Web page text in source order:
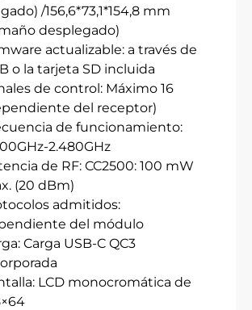
/156,6*73,1*154,8 mm
desplegado)
actualizable: a través de
o la tarjeta SD incluida
de control: Máximo 16
del receptor)
de funcionamiento:
2.480GHz
de RF: CC2500: 100 mW
(20 dBm)
admitidos:
del módulo
Carga USB-C QC3
LCD monocromática de